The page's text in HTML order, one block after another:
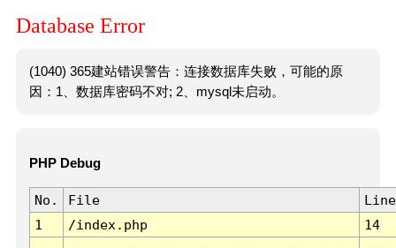
Database Error
(1040) 365建站错误警告：连接数据库失败，可能的原
因：1、数据库密码不对; 2、mysql未启动。
PHP Debug
No. File
Line
1
/index.php 14